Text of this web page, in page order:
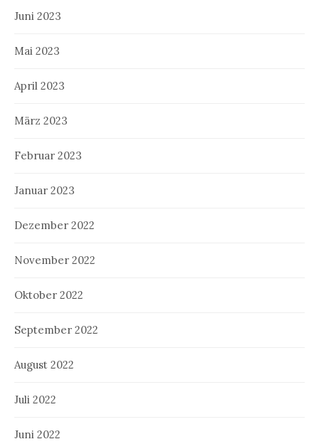
Juni 2023
Mai 2023
April 2023
März 2023
Februar 2023
Januar 2023
Dezember 2022
November 2022
Oktober 2022
September 2022
August 2022
Juli 2022
Juni 2022